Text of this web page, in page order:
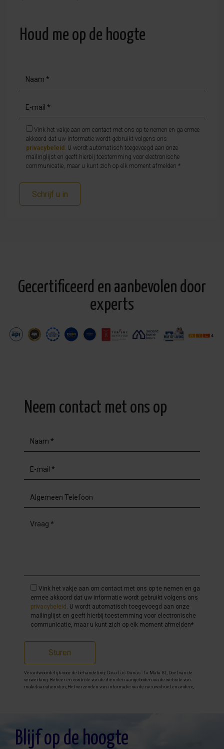
Houd me op de hoogte
Vink het vakje aan om contact met ons op te nemen en ga ermee
akkoord dat uw informatie wordt gebruikt volgens ons
privacybeleid . U wordt automatisch toegevoegd aan onze
mailinglijst en geeft hierbij toestemming voor electronische
communicatie, maar u kunt zich op elk moment afmelden *
Schrijf u in
Gecertificeerd en aanbevolen door
experts
Neem contact met ons op
Vink het vakje aan om contact met ons op te nemen en ga
ermee akkoord dat uw informatie wordt gebruikt volgens ons
privacybeleid . U wordt automatisch toegevoegd aan onze
mailinglijst en geeft hierbij toestemming voor electronische
communicatie, maar u kunt zich op elk moment afmelden*
Sturen
Verantwoordelijk voor de behandeling: Casa Las Dunas - La Mata SL, Doel van de
verwerking: Beheer en controle van de diensten aangeboden via de website van
makelaarsdiensten, Het verzenden van informatie via de nieuwsbrief en andere,
gedetailleerde informatie over gegevensbescherming kan
geraadpleegd
Blijf op de hoogte